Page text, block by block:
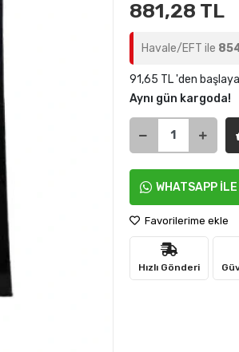
881,28 TL
Havale/EFT ile
91,65 TL 'den
Aynı gün kargoda!
WHATSAPP
Favorilerime ekle
Hızlı Gönderi